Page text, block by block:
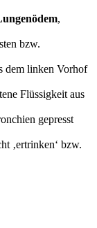
,
bzw.
dem linken Vorhof
Flüssigkeit aus
gepresst
‚ertrinken‘ bzw.